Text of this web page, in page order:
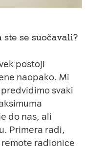
se suočavali?
postoji
naopako. Mi
svaki
do nas, ali
Primera radi,
radionice